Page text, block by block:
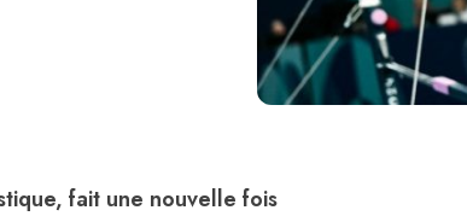
fait une nouvelle fois